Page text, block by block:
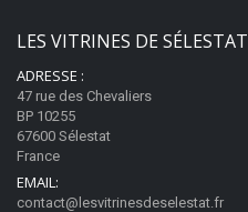
LES VITRINES DE SÉLESTAT
ADRESSE :
47 rue des Chevaliers
BP 10255
67600 Sélestat
France
EMAIL:
contact@lesvitrinesdeselestat.fr